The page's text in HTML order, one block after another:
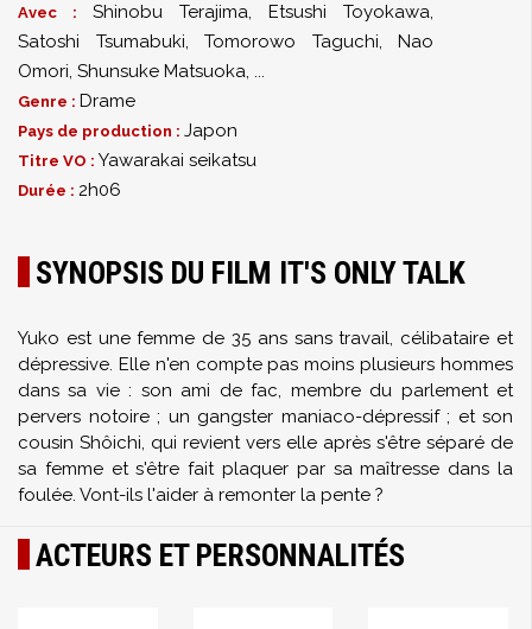
Avec : Shinobu Terajima, Etsushi Toyokawa,
Satoshi Tsumabuki, Tomorowo Taguchi, Nao
Omori, Shunsuke Matsuoka, ...
Genre : Drame
Pays de production : Japon
Titre VO : Yawarakai seikatsu
Durée : 2h06
SYNOPSIS DU FILM IT'S ONLY TALK
Yuko est une femme de 35 ans sans travail, célibataire et
dépressive. Elle n'en compte pas moins plusieurs hommes
dans sa vie : son ami de fac, membre du parlement et
pervers notoire ; un gangster maniaco-dépressif ; et son
cousin Shôichi, qui revient vers elle après s'être séparé de
sa femme et s'être fait plaquer par sa maîtresse dans la
foulée. Vont-ils l'aider à remonter la pente ?
ACTEURS ET PERSONNALITÉS